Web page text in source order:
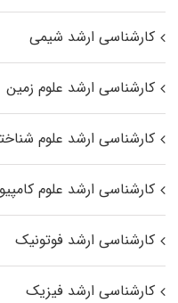
کارشناسی ارشد شیمی
کارشناسی ارشد علوم زمین
کارشناسی ارشد علوم
کارشناسی ارشد علوم
کارشناسی ارشد فوتونیک
کارشناسی ارشد فیزیک